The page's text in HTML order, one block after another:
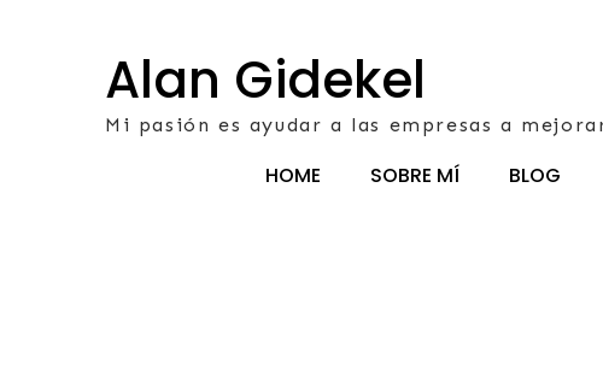
Alan Gidekel
Mi pasión es ayudar a las empresas a
HOME SOBRE MÍ BLOG